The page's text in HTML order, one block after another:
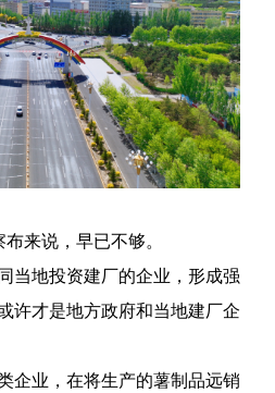
来说，早已不够。
当地投资建厂的企业，形成强
许才是地方政府和当地建厂企
企业，在将生产的薯制品远销